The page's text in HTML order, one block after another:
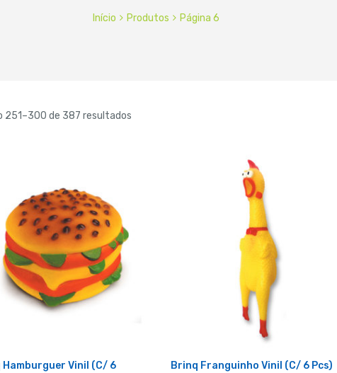
Início Produtos Página 6
251–300 de 387 resultados
Hamburguer Vinil (C/ 6
Brinq Franguinho Vinil (C/ 6 Pcs)